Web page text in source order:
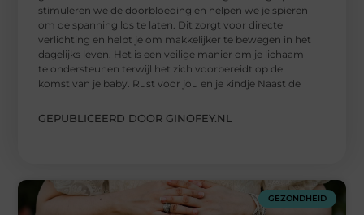
stimuleren we de doorbloeding en helpen we je spieren
om de spanning los te laten. Dit zorgt voor directe
verlichting en helpt je om makkelijker te bewegen in het
dagelijks leven. Het is een veilige manier om je lichaam
te ondersteunen terwijl het zich voorbereidt op de
komst van je baby. Rust voor jou en je kindje Naast de
GEPUBLICEERD DOOR GINOFEY.NL
GEZONDHEID